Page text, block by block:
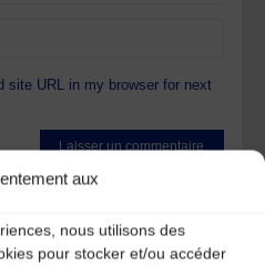
aux
nous utilisons des
pour stocker et/ou accéder
site URL in my browser for next
les indésirables.
les données de vos
.